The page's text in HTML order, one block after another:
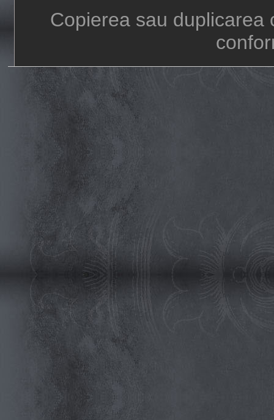
Copierea sau duplicarea